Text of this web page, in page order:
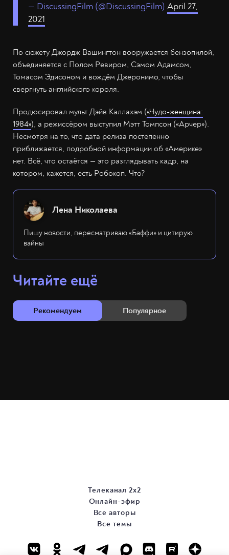
— DiscussingFilm (@DiscussingFilm) April 27,
2021
По сюжету Джордж Вашингтон вооружается бензопилой,
объединяется с Полом Ревиром, Сэмом Адамсом,
Томасом Эдисоном и вождём Джеронимо, чтобы
свергнуть английского короля.
Продюсировал мульт Дэйв Каллахэм («Чудо-женщина:
1984»), а режиссёром выступил Мэтт Томпсон («Арчер»).
Несмотря на то, что дата релиза постепенно
приближается, подробной информации об «Америке»
нет. Всё, что остаётся — это разглядывать кадр, на
котором, кажется, есть Робокоп. Что?
Лена Николаева
Пишу новости, пересматриваю «Баффи» и цитирую
вайны
Читайте ещё
Рекомендуем Популярное
Телеканал 2х2
Онлайн-эфир
Все авторы
Все темы